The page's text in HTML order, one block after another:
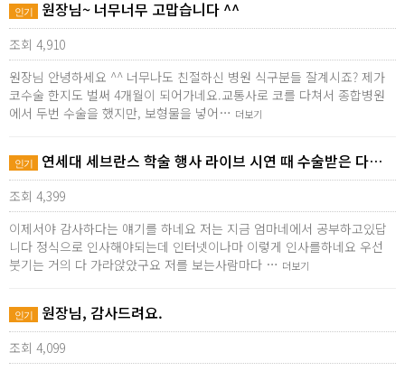
인기 원장님~ 너무너무 고맙습니다 ^^
조회 4,910
원장님 안녕하세요 ^^ 너무나도 친절하신 병원 식구분들 잘계시죠? 제가
코수술 한지도 벌써 4개월이 되어가네요.교통사로 코를 다쳐서 종합병원
에서 두번 수술을 했지만, 보형물을 넣어… 더보기
인기 연세대 세브란스 학술 행사 라이브 시연 때 수술받은 다…
조회 4,399
이제서야 감사하다는 얘기를 하네요 저는 지금 엄마네에서 공부하고있답
니다 정식으로 인사해야되는데 인터넷이나마 이렇게 인사를하네요 우선
붓기는 거의 다 가라앉았구요 저를 보는사람마다 … 더보기
인기 원장님, 감사드려요.
조회 4,099